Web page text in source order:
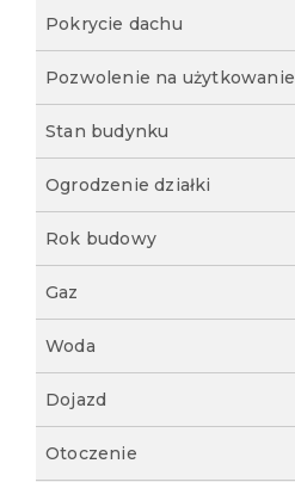
Pokrycie dachu
Pozwolenie na użytkowanie
Stan budynku
Ogrodzenie działki
Rok budowy
Gaz
Woda
Dojazd
Otoczenie